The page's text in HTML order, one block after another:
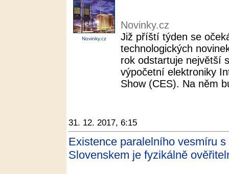
Novinky.cz
Novinky.cz
Již příští týden se
technologických
rok odstartuje největší
výpočetní elektroniky
Show (CES). Na něm
31. 12. 2017, 6:15
Existence paralelního vesmíru
Slovenskem je fyzikálně